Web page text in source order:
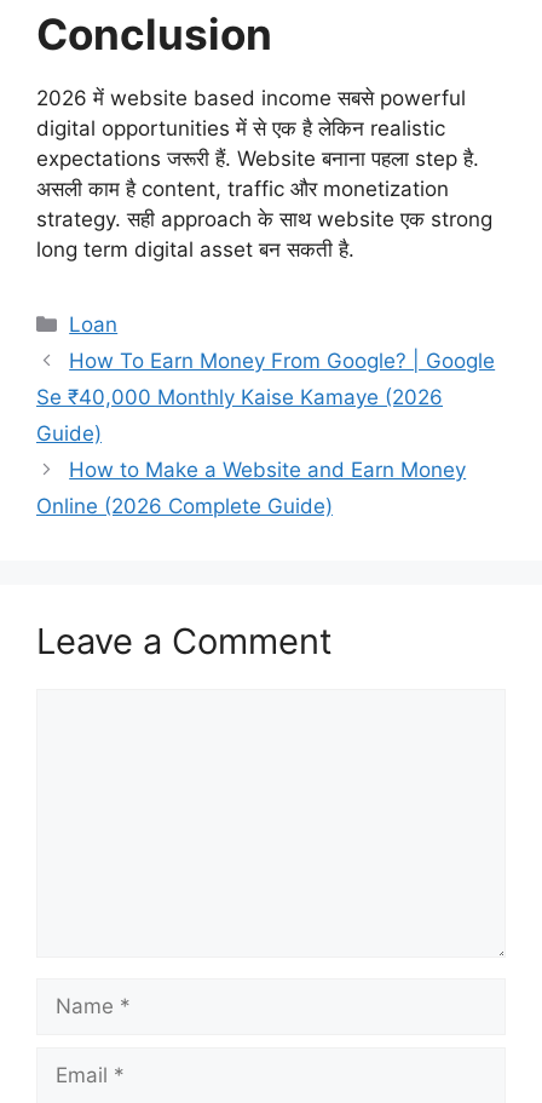
Conclusion
2026 में website based income सबसे powerful
digital opportunities में से एक है लेकिन realistic
expectations जरूरी हैं. Website बनाना पहला step है.
असली काम है content, traffic और monetization
strategy. सही approach के साथ website एक strong
long term digital asset बन सकती है.
Categories
Loan
How To Earn Money From Google? | Google
Se ₹40,000 Monthly Kaise Kamaye (2026
Guide)
How to Make a Website and Earn Money
Online (2026 Complete Guide)
Leave a Comment